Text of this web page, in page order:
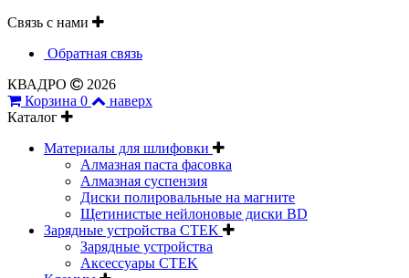
Связь с нами
Обратная связь
КВАДРО
2026
Корзина 0
наверх
Каталог
Материалы для шлифовки
Алмазная паста фасовка
Алмазная суспензия
Диски полировальные на магните
Щетинистые нейлоновые диски BD
Зарядные устройства CTEK
Зарядные устройства
Аксессуары CTEK